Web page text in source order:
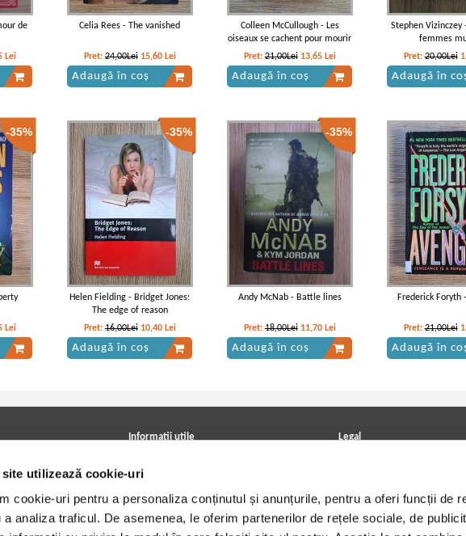
site utilizează cookie-uri
cookie-uri pentru a personaliza conținutul și anunțurile, pentru a oferi funcții de
a analiza traficul. De asemenea, le oferim partenerilor de rețele sociale, de
de
Lei
Celia Rees - The vanished
Pret:24,00Lei 15,60 Lei
Adaugă în coș
Colleen McCullough - Les
oiseaux se cachent pour mourir
Pret:21,00Lei 13,65 Lei
Adaugă în coș
Stephen Vizinczey
femmes
Pret:20,00Lei
Adaugă în
-35%
Lei
-35%
Helen Fielding - Bridget Jones:
The edge of reason
Pret:16,00Lei 10,40 Lei
Adaugă în coș
-35%
Andy McNab - Battle lines
Pret:18,00Lei 11,70 Lei
Adaugă în coș
Frederick Foryth
Pret:21,00Lei
Adaugă în
Informatii utile
Achizitii viniluri, casete, CD/DVD
Cum cumpar?
Politica de livrare
Retur comenzi
Legal
Termeni si conditii
Utilizare cookie-uri